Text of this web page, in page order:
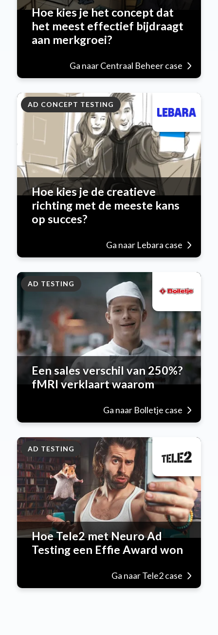
Hoe kies je het concept dat
het meest effectief bijdraagt
aan merkgroei?
Ga naar Centraal Beheer case
AD CONCEPT TESTING
Hoe kies je de creatieve
richting met de meeste kans
op succes?
Ga naar Lebara case
AD TESTING
Een sales verschil van 250%?
fMRI verklaart waarom
Ga naar Bolletje case
AD TESTING
Hoe Tele2 met Neuro Ad
Testing een Effie Award won
Ga naar Tele2 case